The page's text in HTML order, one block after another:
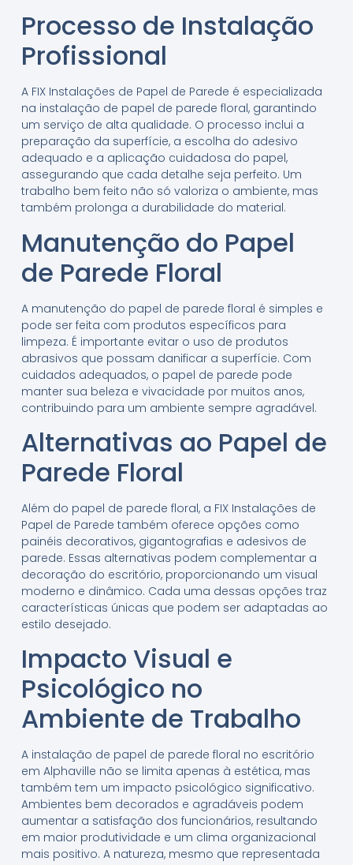
Processo de Instalação
Profissional
A FIX Instalações de Papel de Parede é especializada
na instalação de papel de parede floral, garantindo
um serviço de alta qualidade. O processo inclui a
preparação da superfície, a escolha do adesivo
adequado e a aplicação cuidadosa do papel,
assegurando que cada detalhe seja perfeito. Um
trabalho bem feito não só valoriza o ambiente, mas
também prolonga a durabilidade do material.
Manutenção do Papel
de Parede Floral
A manutenção do papel de parede floral é simples e
pode ser feita com produtos específicos para
limpeza. É importante evitar o uso de produtos
abrasivos que possam danificar a superfície. Com
cuidados adequados, o papel de parede pode
manter sua beleza e vivacidade por muitos anos,
contribuindo para um ambiente sempre agradável.
Alternativas ao Papel de
Parede Floral
Além do papel de parede floral, a FIX Instalações de
Papel de Parede também oferece opções como
painéis decorativos, gigantografias e adesivos de
parede. Essas alternativas podem complementar a
decoração do escritório, proporcionando um visual
moderno e dinâmico. Cada uma dessas opções traz
características únicas que podem ser adaptadas ao
estilo desejado.
Impacto Visual e
Psicológico no
Ambiente de Trabalho
A instalação de papel de parede floral no escritório
em Alphaville não se limita apenas à estética, mas
também tem um impacto psicológico significativo.
Ambientes bem decorados e agradáveis podem
aumentar a satisfação dos funcionários, resultando
em maior produtividade e um clima organizacional
mais positivo. A natureza, mesmo que representada